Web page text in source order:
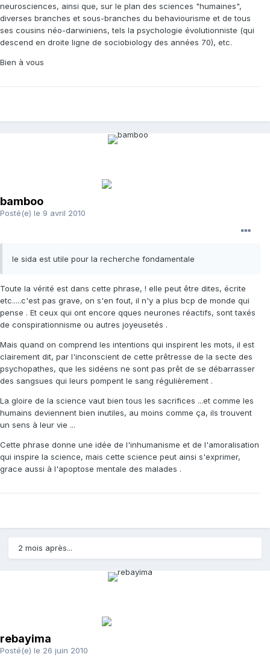
neurosciences, ainsi que, sur le plan des sciences "humaines",
diverses branches et sous-branches du behaviourisme et de tous
ses cousins néo-darwiniens, tels la psychologie évolutionniste (qui
descend en droite ligne de sociobiology des années 70), etc.
Bien à vous
bamboo
Posté(e) le 9 avril 2010
le sida est utile pour la recherche fondamentale
Toute la vérité est dans cette phrase, ! elle peut être dites, écrite
etc.....c'est pas grave, on s'en fout, il n'y a plus bcp de monde qui
pense . Et ceux qui ont encore qques neurones réactifs, sont taxés
de conspirationnisme ou autres joyeusetés .
Mais quand on comprend les intentions qui inspirent les mots, il est
clairement dit, par l'inconscient de cette prêtresse de la secte des
psychopathes, que les sidéens ne sont pas prêt de se débarrasser
des sangsues qui leurs pompent le sang régulièrement .
La gloire de la science vaut bien tous les sacrifices ...et comme les
humains deviennent bien inutiles, au moins comme ça, ils trouvent
un sens à leur vie ...
Cette phrase donne une idée de l'inhumanisme et de l'amoralisation
qui inspire la science, mais cette science peut ainsi s'exprimer,
grace aussi à l'apoptose mentale des malades .
2 mois après...
rebayima
Posté(e) le 26 juin 2010